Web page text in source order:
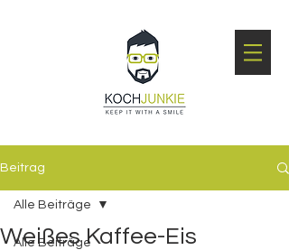
Beitrag
Alle Beiträge
Alle Beiträge
Weißes Kaffee-Eis